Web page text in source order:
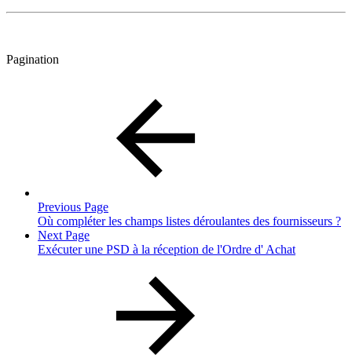
Pagination
Previous Page
Où compléter les champs listes déroulantes des fournisseurs ?
Next Page
Exécuter une PSD à la réception de l'Ordre d' Achat